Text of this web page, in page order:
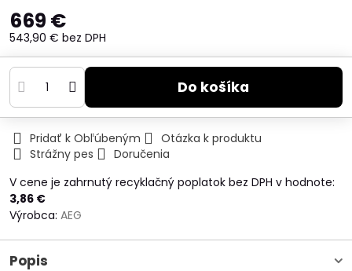
669 €
543,90 € bez DPH
Do košíka
Pridať k Obľúbeným
Otázka k produktu
Strážny pes
Doručenia
V cene je zahrnutý recyklačný poplatok bez DPH v hodnote:
3,86 €
Výrobca: AEG
Popis